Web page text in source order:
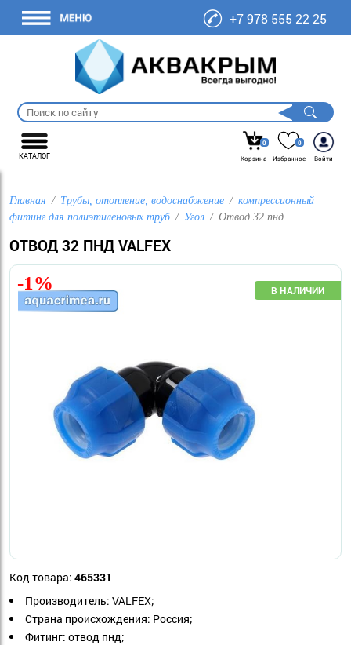
+7 978 555 22 25
КАТАЛОГ
0
Корзина
0
Избранное
Войти
Главная Трубы, отопление, водоснабжение
компрессионный
фитинг для полиэтиленовых труб
Угол Отвод 32 пнд
ОТВОД 32 ПНД VALFEX
Код товара: 465331
Производитель: VALFEX;
Страна происхождения: Россия;
Фитинг: отвод пнд;
-1%